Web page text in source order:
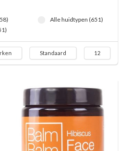
Alle huidtypen (651)
Standaard 12